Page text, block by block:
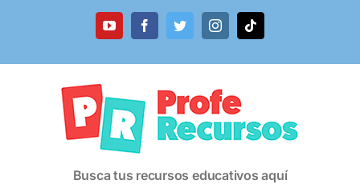
YouTubeFacebookTwitterInstagramTiktok
Busca tus recursos educativos aquí